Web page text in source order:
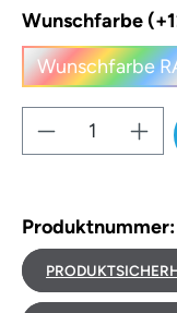
Wunschfarbe
Wunschfarbe
(Diese
Produkt
Produktnummer: